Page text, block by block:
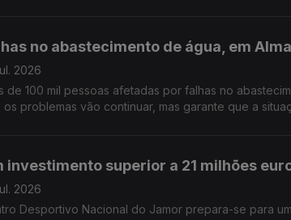
no abastecimento de água, em
2026
de 100 mil pessoas afetadas por falhas no
os problemas vão continuar, mas garante que a
investimento superior a 21 milhões
2026
Desportivo Nacional do Jamor prepara-se para